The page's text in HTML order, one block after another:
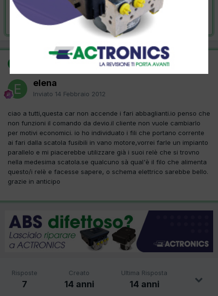
VAI ALLA SOLUZIONE
Risolta da elena,14 Febbraio 2012
elena
Inviato 14 Febbraio 2012
ciao a tutti,questa car non accende i fari abbaglianti.io penso che
non funzioni il comando da devio.il cliente non vuole cambiarlo
per motivi economici. io ho individuato i fili che portano corrente
ai fari dalla scatola fusibili in vano motore,vorrei farle un impianto
parallelo e mi piacerebbe utilizzare già i suoi relè che si trovno
nella medesima scatola.se qualcuno sà qual'è il filo che alimenta
questo/i relè e facesse sapere, o schema elettrico sarebbe bello.
grazie in anticipo
Risposte
7
Creato
14 anni
Ultima Risposta
14 anni